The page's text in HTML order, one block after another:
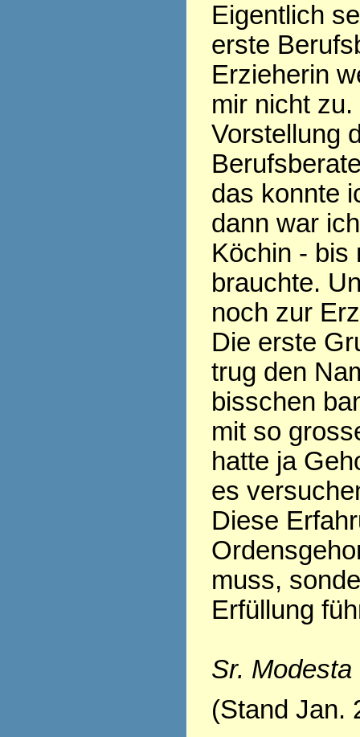
Eigentlich
erste
Erzieherin
mir nicht
Vorstellung
das konnte
dann war
Köchin - bis
brauchte.
noch zur
Die erste
trug den
bisschen
mit so
hatte ja
es
Diese
muss,
Erfüllung
Sr.
(Stand Jan.